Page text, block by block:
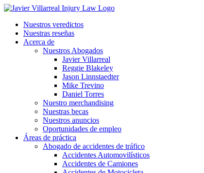
Nuestros veredictos
Nuestras reseñas
Acerca de
Nuestros Abogados
Javier Villarreal
Reggie Blakeley
Jason Linnstaedter
Mike Trevino
Daniel Torres
Nuestro merchandising
Nuestras becas
Nuestros anuncios
Oportunidades de empleo
Áreas de práctica
Abogado de accidentes de tráfico
Accidentes Automovilísticos
Accidentes de Camiones